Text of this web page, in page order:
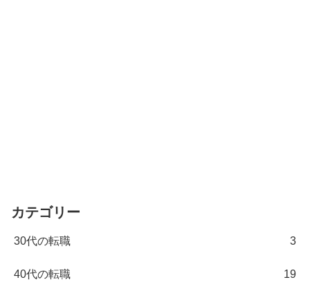
カテゴリー
30代の転職 3
40代の転職 19